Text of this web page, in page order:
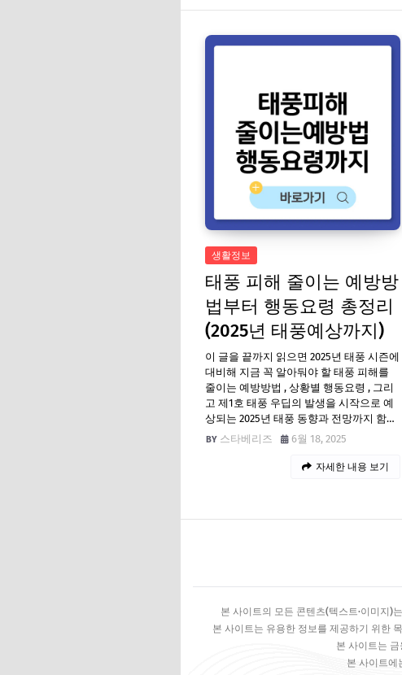
생활정보
태풍 피해 줄이는 예방방
법부터 행동요령 총정리
(2025년 태풍예상까지)
이 글을 끝까지 읽으면 2025년 태풍 시즌에
대비해 지금 꼭 알아둬야 할 태풍 피해를
줄이는 예방방법 , 상황별 행동요령 , 그리
고 제1호 태풍 우딥의 발생을 시작으로 예
상되는 2025년 태풍 동향과 전망까지 함…
스타베리즈
6월 18, 2025
자세한 내용 보기
본 사이트의 모든 콘텐츠(텍스트·이미지)
본 사이트는 유용한 정보를 제공하기 위한
본 사이트는
본 사이트에